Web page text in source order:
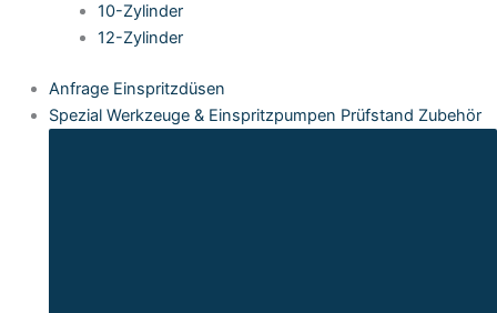
10-Zylinder
12-Zylinder
Anfrage Einspritzdüsen
Spezial Werkzeuge & Einspritzpumpen Prüfstand Zubehör